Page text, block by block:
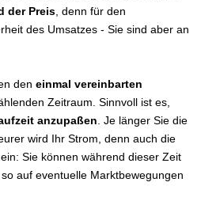
der Preis , denn für den
des Umsatzes - Sie sind aber an
den einmal vereinbarten
Zeitraum. Sinnvoll ist es,
anzupaßen . Je länger Sie die
wird Ihr Strom, denn auch die
Sie können während dieser Zeit
auf eventuelle Marktbewegungen